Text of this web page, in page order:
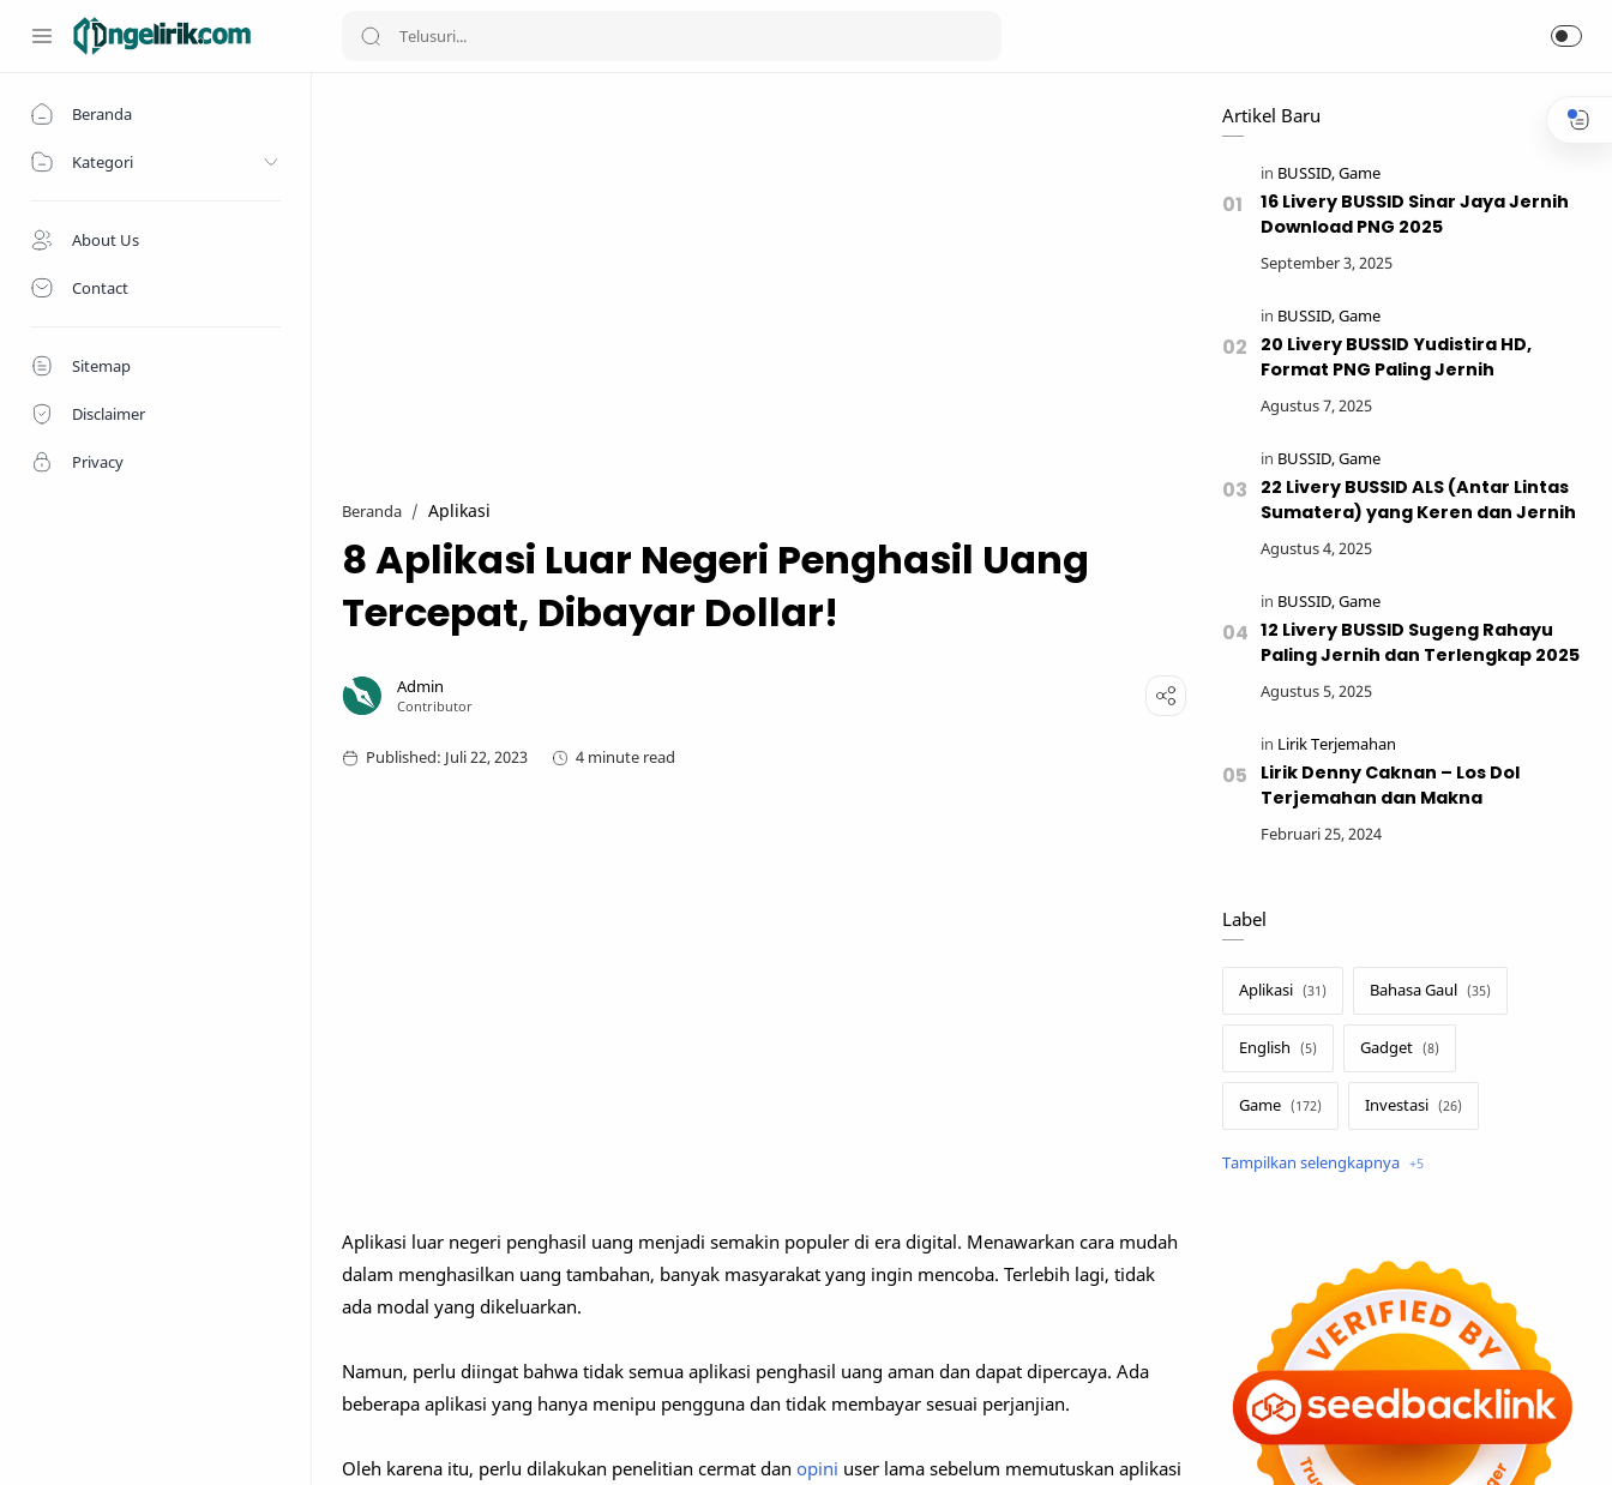
Beranda
Kategori
About Us
Contact
Sitemap
Disclaimer
Privacy
Beranda Aplikasi
8 Aplikasi Luar Negeri Penghasil Uang
Tercepat, Dibayar Dollar!
4 minute read
Aplikasi luar negeri penghasil uang menjadi semakin populer di era digital. Menawarkan cara mudah
dalam menghasilkan uang tambahan, banyak masyarakat yang ingin mencoba. Terlebih lagi, tidak
ada modal yang dikeluarkan.
Namun, perlu diingat bahwa tidak semua aplikasi penghasil uang aman dan dapat dipercaya. Ada
beberapa aplikasi yang hanya menipu pengguna dan tidak membayar sesuai perjanjian.
Oleh karena itu, perlu dilakukan penelitian cermat dan opini user lama sebelum memutuskan aplikasi
Artikel Baru
16 Livery BUSSID Sinar Jaya Jernih
Download PNG 2025
20 Livery BUSSID Yudistira HD,
Format PNG Paling Jernih
22 Livery BUSSID ALS (Antar Lintas
Sumatera) yang Keren dan Jernih
12 Livery BUSSID Sugeng Rahayu
Paling Jernih dan Terlengkap 2025
Lirik Denny Caknan – Los Dol
Terjemahan dan Makna
Label
Aplikasi Bahasa Gaul
English Gadget
Game Investasi
Lirik Terjemahan